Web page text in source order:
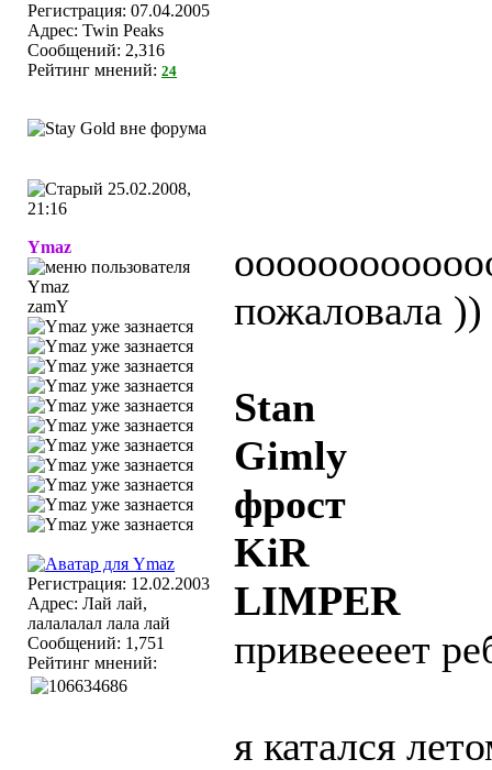
Регистрация: 07.04.2005
Адрес: Twin Peaks
Сообщений: 2,316
Рейтинг мнений: 24
25.02.2008,
21:16
Ymaz
zamY
Регистрация: 12.02.2003
Адрес: Лай лай,
лалалалал лала лай
Сообщений: 1,751
Рейтинг мнений:
пожаловала ))
Stan
Gimly
фрост
KiR
LIMPER
привееееет
я катался